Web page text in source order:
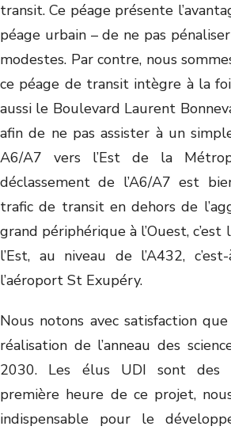
transit. Ce péage présente
péage urbain – de ne pas
modestes. Par contre, nous
ce péage de transit intègre à la
aussi le Boulevard Laurent
afin de ne pas assister à un
A6/A7 vers l’Est de la
déclassement de l’A6/A7 est
trafic de transit en dehors de
grand périphérique à l’Ouest, c’est
l’Est, au niveau de l’A432,
l’aéroport St Exupéry.
Nous notons avec satisfaction
réalisation de l’anneau des
2030. Les élus UDI sont des
première heure de ce projet,
indispensable pour le